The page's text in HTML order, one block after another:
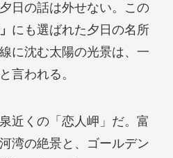
日の話は外せない。この
にも選ばれた夕日の名所
に沈む太陽の光景は、一
言われる。
近くの「恋人岬」だ。富
湾の絶景と、ゴールデン